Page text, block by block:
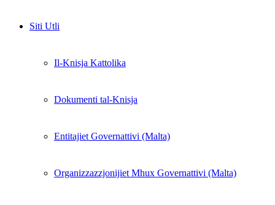
Siti Utli
Il-Knisja Kattolika
Dokumenti tal-Knisja
Entitajiet Governattivi (Malta)
Organizzazzjonijiet Mhux Governattivi (Malta)